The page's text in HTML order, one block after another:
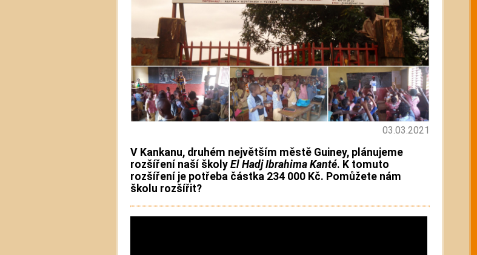
03.03.2021
V Kankanu, druhém největším městě Guiney, plánujeme
rozšíření naší školy El Hadj Ibrahima Kanté. K tomuto
rozšíření je potřeba částka 234 000 Kč. Pomůžete nám
školu rozšířit?